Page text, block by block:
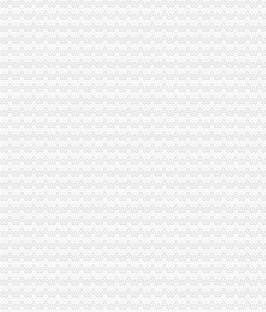
永川局重庆分公司注销扎实开展2007红盾护农行动
永川区出台实施品牌战略措施
沙坪坝局分公司营业执照注销四项措施化队伍建设
垫江局重庆分公司注销采取一次告知措施提高年检效率
丰都局代办注销分公司加大培训力度着力提高队伍素质
市局被“两厅”重庆注销税务分别评为2006年度督查工作先进单位和先进集体
酉局分公司营业执照注销李溪工商所五条措施推进红老区新农村建设
高新园局代理注销分公司内外结合落实流动人口计划生育管理工作
巴南局“三个加”代办注销分公司大力实施消费安全放心工程
市重庆注销分公司局高印平副巡视员到渝北局检查指导工作
酉局重庆分公司注销从五个方面开展送温暖活动
江北局三项措施达全市重庆注销分公司工商工作会议精
市分公司营业执照注销局认真贯彻执行《广告管理办法》一月份媒体广告发布
全市重庆注销分公司工商行政管理工作会议隆重召开
重庆公司注销
重庆建设工程信息网
湖北双环科技股份有限公司关于注销四级子公司重庆索银桥氯酸盐有
[公告]景兴纸业：关于注销重庆景兴包装有限公司立人资格的公告-
重庆分公司撤销
新世纪（002280）撤销子公司1000万元_股票频道_同花顺财经
TCL手机渠道大变革取消分公司倚重经销商-企业动态
日本钢子公司被取消“日本工业规格”认证_国际新闻_大众网
代理注销分公司
公司注销_北京公司注销_公司注销流程_北京公司注销代理
寻山西太原可代办分公司年检、注销律师-免费律咨询-华律网